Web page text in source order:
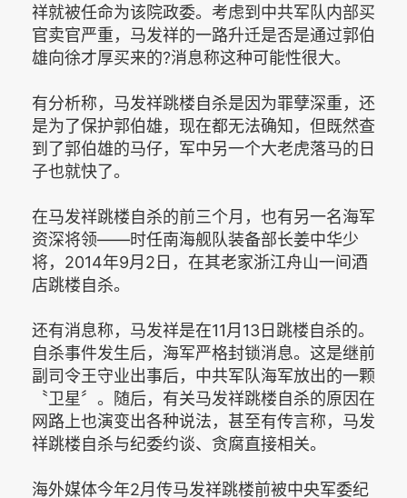
祥就被任命为该院政委。考虑到中共军队内部买
官卖官严重，马发祥的一路升迁是否是通过郭伯
雄向徐才厚买来的?消息称这种可能性很大。
有分析称，马发祥跳楼自杀是因为罪孽深重，还
是为了保护郭伯雄，现在都无法确知，但既然查
到了郭伯雄的马仔，军中另一个大老虎落马的日
子也就快了。
在马发祥跳楼自杀的前三个月，也有另一名海军
资深将领——时任南海舰队装备部长姜中华少
将，2014年9月2日，在其老家浙江舟山一间酒
店跳楼自杀。
还有消息称，马发祥是在11月13日跳楼自杀的。
自杀事件发生后，海军严格封锁消息。这是继前
副司令王守业出事后，中共军队海军放出的一颗
〝卫星〞。随后，有关马发祥跳楼自杀的原因在
网路上也演变出各种说法，甚至有传言称，马发
祥跳楼自杀与纪委约谈、贪腐直接相关。
海外媒体今年2月传马发祥跳楼前被中央军委纪